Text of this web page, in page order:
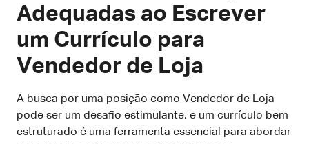
Adequadas ao Escrever
um Currículo para
Vendedor de Loja
A busca por uma posição como Vendedor de Loja
pode ser um desafio estimulante, e um currículo bem
estruturado é uma ferramenta essencial para abordar